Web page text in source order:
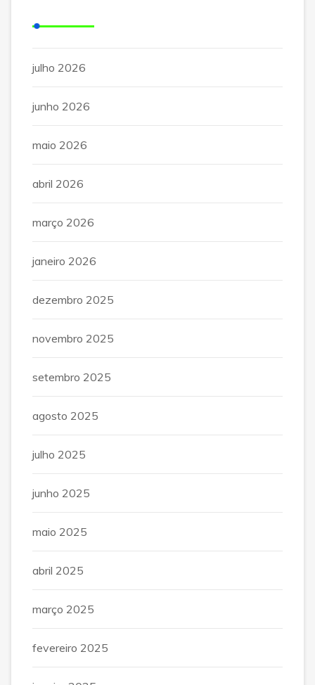
julho 2026
junho 2026
maio 2026
abril 2026
março 2026
janeiro 2026
dezembro 2025
novembro 2025
setembro 2025
agosto 2025
julho 2025
junho 2025
maio 2025
abril 2025
março 2025
fevereiro 2025